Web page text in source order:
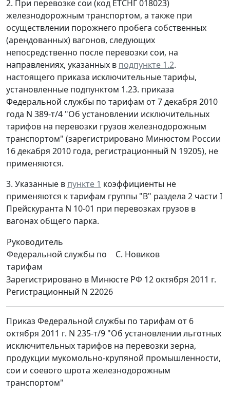
2. При перевозке сои (код ЕТСНГ 018023)
железнодорожным транспортом, а также при
осуществлении порожнего пробега собственных
(арендованных) вагонов, следующих
непосредственно после перевозки сои, на
направлениях, указанных в подпункте 1.2.
настоящего приказа исключительные тарифы,
установленные подпунктом 1.23. приказа
Федеральной службы по тарифам от 7 декабря 2010
года N 389-т/4 "Об установлении исключительных
тарифов на перевозки грузов железнодорожным
транспортом" (зарегистрировано Минюстом России
16 декабря 2010 года, регистрационный N 19205), не
применяются.
3. Указанные в пункте 1 коэффициенты не
применяются к тарифам группы "В" раздела 2 части I
Прейскуранта N 10-01 при перевозках грузов в
вагонах общего парка.
Руководитель
Федеральной службы по
тарифам
С. Новиков
Зарегистрировано в Минюсте РФ 12 октября 2011 г.
Регистрационный N 22026
Приказ Федеральной службы по тарифам от 6
октября 2011 г. N 235-т/9 "Об установлении льготных
исключительных тарифов на перевозки зерна,
продукции мукомольно-крупяной промышленности,
сои и соевого шрота железнодорожным
транспортом"